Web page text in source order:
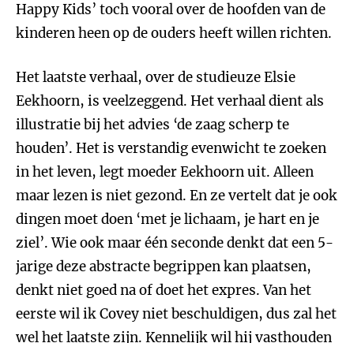
Happy Kids’ toch vooral over de hoofden van de
kinderen heen op de ouders heeft willen richten.
Het laatste verhaal, over de studieuze Elsie
Eekhoorn, is veelzeggend. Het verhaal dient als
illustratie bij het advies ‘de zaag scherp te
houden’. Het is verstandig evenwicht te zoeken
in het leven, legt moeder Eekhoorn uit. Alleen
maar lezen is niet gezond. En ze vertelt dat je ook
dingen moet doen ‘met je lichaam, je hart en je
ziel’. Wie ook maar één seconde denkt dat een 5-
jarige deze abstracte begrippen kan plaatsen,
denkt niet goed na of doet het expres. Van het
eerste wil ik Covey niet beschuldigen, dus zal het
wel het laatste zijn. Kennelijk wil hij vasthouden